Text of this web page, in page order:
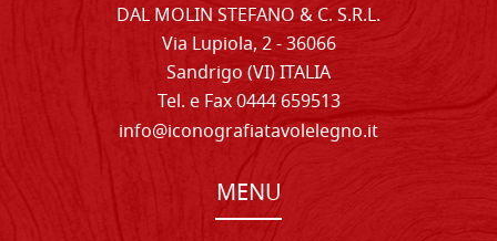
DAL MOLIN STEFANO & C. S.R.L.
Via Lupiola, 2 - 36066
Sandrigo (VI) ITALIA
Tel. e Fax 0444 659513
info@iconografiatavolelegno.it
MENU